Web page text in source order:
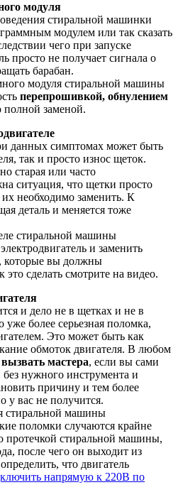
модуля
стиральной машинки
модулем или так сказать
чего при запуске
просто не получает сигнала о
барабан.
перепрошивкой, обнулением
полной заменой.
данных симптомах может быть
так и просто износ щеток.
старая или часто
ситуация, что щетки просто
необходимо заменить. К
деталь и меняется тоже
и заменить
которые вы должны
сделать смотрите на видео.
и дело не в щетках и не в
более серьезная поломка,
Это может быть как
обмоток двигателя. В любом
мастера, если вы сами
без нужного инструмента и
причину и тем более
у вас не получится.
поломки случаются крайне
протечкой стиральной машины,
после чего он выходит из
что двигатель
напрямую к 220В по